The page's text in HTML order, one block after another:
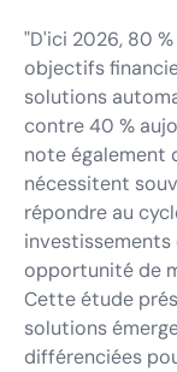
"D'ici 2026, 80
objectifs
solutions
contre 40 %
note également
nécessitent
répondre au
investissements
opportunité de
Cette étude
solutions
différenciées